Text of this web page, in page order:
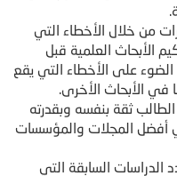
من خلال الأخطاء التي
الأبحاث العلمية قبل
على الأخطاء التي يقع
في الأبحاث الأخرى.
ثقة بنفسه وبقدرته
أفضل المجلات والمؤسسات
الدراسات السابقة التي